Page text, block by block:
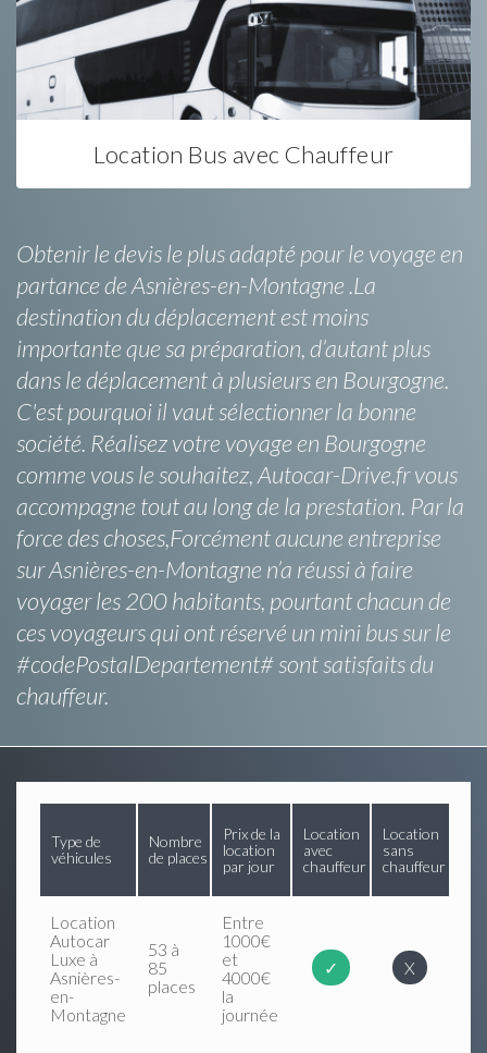
Location Bus avec Chauffeur
Obtenir le devis le plus adapté pour le voyage en
partance de Asnières-en-Montagne .La
destination du déplacement est moins
importante que sa préparation, d’autant plus
dans le déplacement à plusieurs en Bourgogne.
C'est pourquoi il vaut sélectionner la bonne
société. Réalisez votre voyage en Bourgogne
comme vous le souhaitez, Autocar-Drive.fr vous
accompagne tout au long de la prestation. Par la
force des choses,Forcément aucune entreprise
sur Asnières-en-Montagne n’a réussi à faire
voyager les 200 habitants, pourtant chacun de
ces voyageurs qui ont réservé un mini bus sur le
#codePostalDepartement# sont satisfaits du
chauffeur.
Type de
véhicules
Nombre
de places
Prix de la
location
par jour
Location
avec
chauffeur
Location
sans
chauffeur
Location
Autocar
Luxe à
Asnières-
en-
Montagne
53 à
85
places
Entre
1000€
et
4000€
la
journée
✓ X